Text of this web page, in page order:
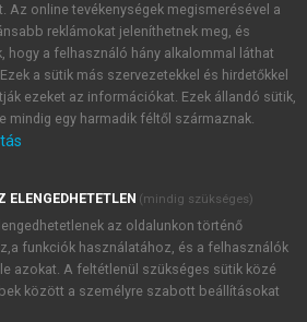
újdonságairól, akcióiról.
Akadémiai Kiadó Zrt. újdonságairól,
foglaltakat tudomásul
feltételeket, valamint a szotar.netés a
foglaltakat
és elfogadom.
Az online tevékenységek megismerésével a
reklámokat jeleníthetnek meg, és
hogy a felhasználó hány alkalommal láthat
a sütik más szervezetekkel és hirdetőkkel
ezeket az információkat. Ezek állandó sütik,
mindig egy harmadik féltől származnak.
ELENGEDHETETLEN (mindig szükséges)
az oldalunkon történő
funkciók használatához, és a felhasználók
azokat. A feltétlenül szükséges sütik közé
között a személyre szabott beállításokat